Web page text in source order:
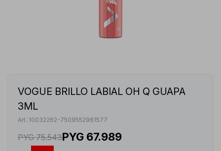
VOGUE BRILLO LABIAL OH Q GUAPA
3ML
10032262-7509552961577
PYG 75.543PYG 67.989